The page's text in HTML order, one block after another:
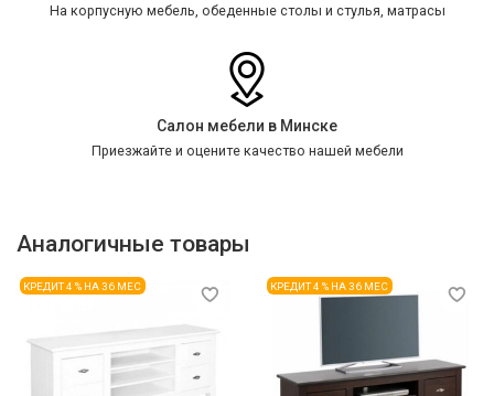
На корпусную мебель, обеденные столы и стулья, матрасы
Салон мебели в Минске
Приезжайте и оцените качество нашей мебели
Аналогичные товары
КРЕДИТ 4 % НА 36 МЕС КРЕДИТ 4 % НА 36 МЕС